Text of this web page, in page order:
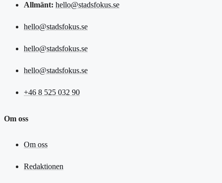
Allmänt: hello@stadsfokus.se
hello@stadsfokus.se
hello@stadsfokus.se
hello@stadsfokus.se
+46 8 525 032 90
Om oss
Om oss
Redaktionen